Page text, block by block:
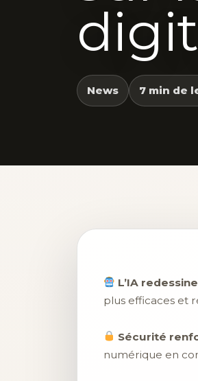
News 7 min de
L’IA
plus efficaces et
Sécurité
numérique en